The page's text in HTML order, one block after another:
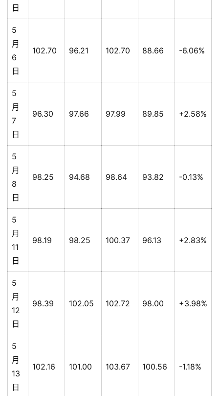
日
5
月
6
日
102.70 96.21 102.70 88.66 -6.06%
5
月
7
日
96.30 97.66 97.99 89.85 +2.58%
5
月
8
日
98.25 94.68 98.64 93.82 -0.13%
5
月
11
日
98.19 98.25 100.37 96.13 +2.83%
5
月
12
日
98.39 102.05 102.72 98.00 +3.98%
5
月
13
日
102.16 101.00 103.67 100.56 -1.18%